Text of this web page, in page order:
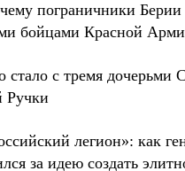
пограничники
бойцами Красной
стало с тремя дочерьми
Ручки
легион»: как
за идею создать